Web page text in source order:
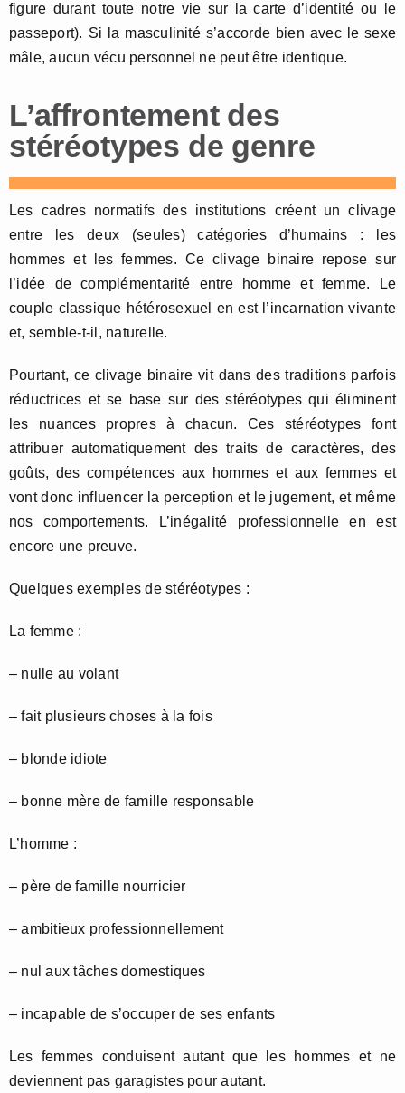
figure durant toute notre vie sur la carte d’identité ou le
passeport). Si la masculinité s’accorde bien avec le sexe
mâle, aucun vécu personnel ne peut être identique.
L’affrontement des
stéréotypes de genre
Les cadres normatifs des institutions créent un clivage
entre les deux (seules) catégories d’humains : les
hommes et les femmes. Ce clivage binaire repose sur
l’idée de complémentarité entre homme et femme. Le
couple classique hétérosexuel en est l’incarnation vivante
et, semble-t-il, naturelle.
Pourtant, ce clivage binaire vit dans des traditions parfois
réductrices et se base sur des stéréotypes qui éliminent
les nuances propres à chacun. Ces stéréotypes font
attribuer automatiquement des traits de caractères, des
goûts, des compétences aux hommes et aux femmes et
vont donc influencer la perception et le jugement, et même
nos comportements. L’inégalité professionnelle en est
encore une preuve.
Quelques exemples de stéréotypes :
La femme :
– nulle au volant
– fait plusieurs choses à la fois
– blonde idiote
– bonne mère de famille responsable
L’homme :
– père de famille nourricier
– ambitieux professionnellement
– nul aux tâches domestiques
– incapable de s’occuper de ses enfants
Les femmes conduisent autant que les hommes et ne
deviennent pas garagistes pour autant.